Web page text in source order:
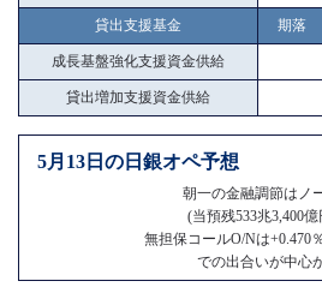
貸出支援基金 期落
成長基盤強化支援資金供給
貸出増加支援資金供給
5月13日の日銀オペ予想
朝一の金融調節はノ
(当預残533兆3,400
無担保コールO/Nは+0.470
での出合いが中心か